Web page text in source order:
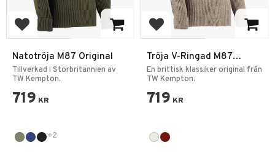
Add to favorites
Natotröja M87 Original
Tillverkad i Storbritannien av
TW Kempton.
719 KR
+2
Add to favorites
Tröja V-Ringad M87
Original
En brittisk klassiker original från
TW Kempton.
719 KR